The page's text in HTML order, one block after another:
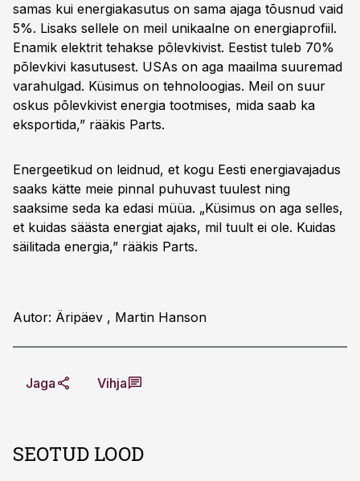
samas kui energiakasutus on sama ajaga tõusnud vaid
5%. Lisaks sellele on meil unikaalne on energiaprofiil.
Enamik elektrit tehakse põlevkivist. Eestist tuleb 70%
põlevkivi kasutusest. USAs on aga maailma suuremad
varahulgad. Küsimus on tehnoloogias. Meil on suur
oskus põlevkivist energia tootmises, mida saab ka
eksportida,” rääkis Parts.
Energeetikud on leidnud, et kogu Eesti energiavajadus
saaks kätte meie pinnal puhuvast tuulest ning
saaksime seda ka edasi müüa. „Küsimus on aga selles,
et kuidas säästa energiat ajaks, mil tuult ei ole. Kuidas
säilitada energia,” rääkis Parts.
Autor: Äripäev , Martin Hanson
Jaga Vihja
SEOTUD LOOD